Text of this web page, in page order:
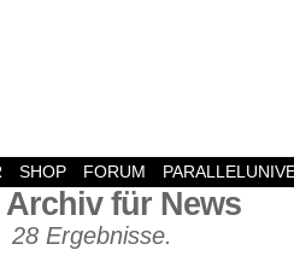
SHOP FORUM
Archiv für News
28 Ergebnisse.